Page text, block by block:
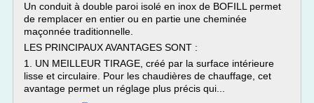
Un conduit à double paroi isolé en inox de BOFILL permet
de remplacer en entier ou en partie une cheminée
maçonnée traditionnelle.
LES PRINCIPAUX AVANTAGES SONT :
1. UN MEILLEUR TIRAGE, créé par la surface intérieure
lisse et circulaire. Pour les chaudières de chauffage, cet
avantage permet un réglage plus précis qui...